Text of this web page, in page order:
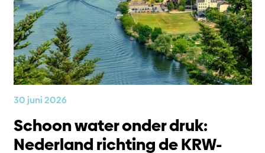
30 juni 2026
Schoon water onder druk:
Nederland richting de KRW-